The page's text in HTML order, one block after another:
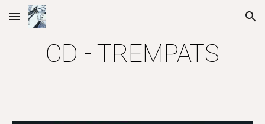
Skip to main content Skip to navigation
CD - TREMPATS